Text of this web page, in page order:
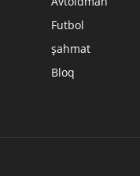
Futbol
şahmat
Bloq